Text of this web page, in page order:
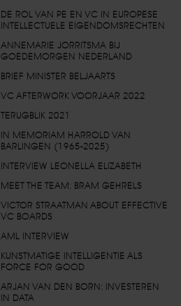
DE ROL VAN PE EN VC IN EUROPESE
INTELLECTUELE EIGENDOMSRECHTEN
ANNEMARIE JORRITSMA BIJ
GOEDEMORGEN NEDERLAND
BRIEF MINISTER BELJAARTS
VC AFTERWORK VOORJAAR 2022
TERUGBLIK 2021
IN MEMORIAM HARROLD VAN
BARLINGEN (1965-2025)
INTERVIEW LEONELLA ELIZABETH
MEET THE TEAM: BRAM GEHRELS
VICTOR STRAATMAN ABOUT EFFECTIVE
VC BOARDS
AML INTERVIEW
KUNSTMATIGE INTELLIGENTIE ALS
FORCE FOR GOOD
ARJAN VAN DEN BORN: INVESTEREN
IN DATA